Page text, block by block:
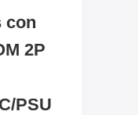
con
2P
PSU